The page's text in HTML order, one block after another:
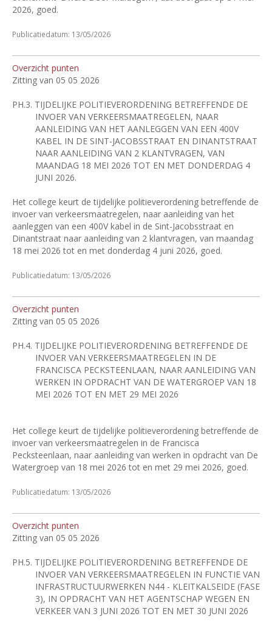
2026, goed.
Publicatiedatum: 13/05/2026
Overzicht punten
Zitting van 05 05 2026
PH.3. TIJDELIJKE POLITIEVERORDENING BETREFFENDE DE
INVOER VAN VERKEERSMAATREGELEN, NAAR
AANLEIDING VAN HET AANLEGGEN VAN EEN 400V
KABEL IN DE SINT-JACOBSSTRAAT EN DINANTSTRAAT
NAAR AANLEIDING VAN 2 KLANTVRAGEN, VAN
MAANDAG 18 MEI 2026 TOT EN MET DONDERDAG 4
JUNI 2026.
Het college keurt de tijdelijke politieverordening betreffende de
invoer van verkeersmaatregelen, naar aanleiding van het
aanleggen van een 400V kabel in de Sint-Jacobsstraat en
Dinantstraat naar aanleiding van 2 klantvragen, van maandag
18 mei 2026 tot en met donderdag 4 juni 2026, goed.
Publicatiedatum: 13/05/2026
Overzicht punten
Zitting van 05 05 2026
PH.4. TIJDELIJKE POLITIEVERORDENING BETREFFENDE DE
INVOER VAN VERKEERSMAATREGELEN IN DE
FRANCISCA PECKSTEENLAAN, NAAR AANLEIDING VAN
WERKEN IN OPDRACHT VAN DE WATERGROEP VAN 18
MEI 2026 TOT EN MET 29 MEI 2026
Het college keurt de tijdelijke politieverordening betreffende de
invoer van verkeersmaatregelen in de Francisca
Pecksteenlaan, naar aanleiding van werken in opdracht van De
Watergroep van 18 mei 2026 tot en met 29 mei 2026, goed.
Publicatiedatum: 13/05/2026
Overzicht punten
Zitting van 05 05 2026
PH.5. TIJDELIJKE POLITIEVERORDENING BETREFFENDE DE
INVOER VAN VERKEERSMAATREGELEN IN FUNCTIE VAN
INFRASTRUCTUURWERKEN N44 - KLEITKALSEIDE (FASE
3), IN OPDRACHT VAN HET AGENTSCHAP WEGEN EN
VERKEER VAN 3 JUNI 2026 TOT EN MET 30 JUNI 2026